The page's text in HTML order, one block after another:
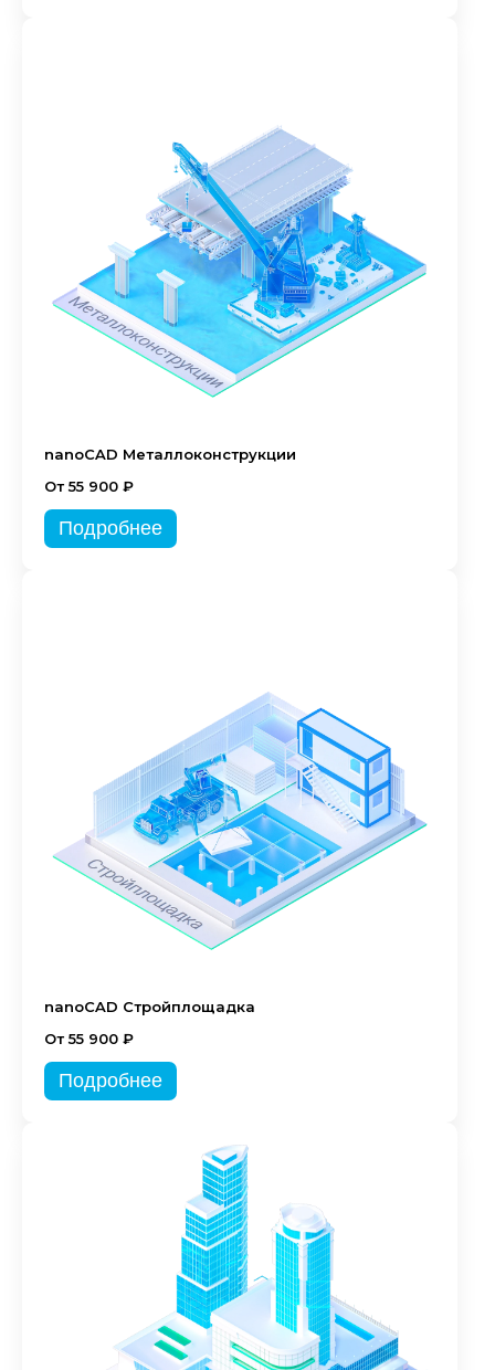
nanoCAD Металлоконструкции
От 55 900 ₽
Подробнее
nanoCAD Стройплощадка
От 55 900 ₽
Подробнее